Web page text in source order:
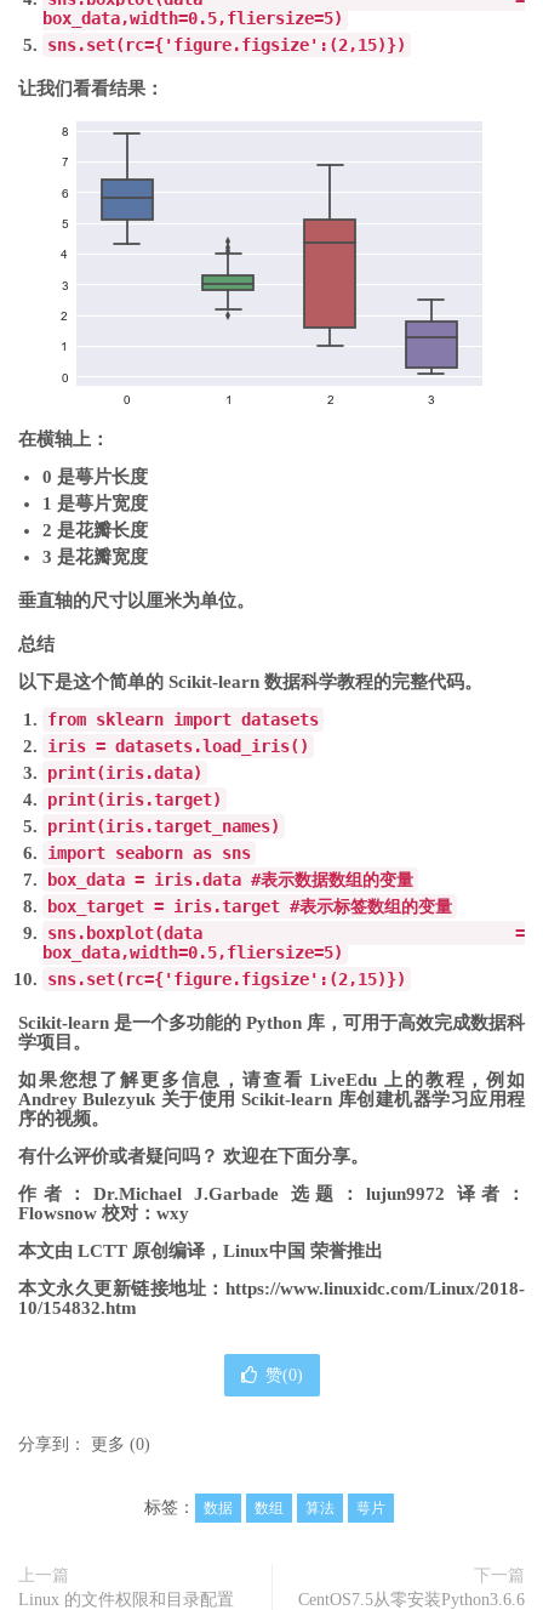
box_data,width=0.5,fliersize=5)
sns.set( rc={'figure.figsize' :(2,15)})
让我们看看结果：
在横轴上：
0 是萼片长度
1 是萼片宽度
2 是花瓣长度
3 是花瓣宽度
垂直轴的尺寸以厘米为单位。
总结
以下是这个简单的 Scikit-learn 数据科学教程的完整代码。
from sklearn import datasets
iris = datasets.load_iris()
print(iris.data)
print(iris.target)
print(iris.target_names)
import seaborn as sns
box_data = iris.data #表示数据数组的变量
box_target = iris.target #表示标签数组的变量
sns. boxplot(data =
box_data,width=0.5,fliersize=5)
sns.set( rc={'figure.figsize' :(2,15)})
Scikit-learn 是一个多功能的 Python 库，可用于高效完成数据科
学项目。
如果您想了解更多信息，请查看 LiveEdu 上的教程，例如
Andrey Bulezyuk 关于使用 Scikit-learn 库创建机器学习应用程
序的视频。
有什么评价或者疑问吗？ 欢迎在下面分享。
作者：Dr.Michael J.Garbade 选题：lujun9972 译者：
Flowsnow 校对：wxy
本文由 LCTT 原创编译，Linux中国 荣誉推出
本文永久更新链接地址 ：https://www.linuxidc.com/Linux/2018-
10/154832.htm
赞(0)
分享到： 更多 (0)
标签： 数据 数组 算法 萼片
上一篇
Linux 的文件权限和目录配置
下一篇
CentOS7.5从零安装Python3.6.6